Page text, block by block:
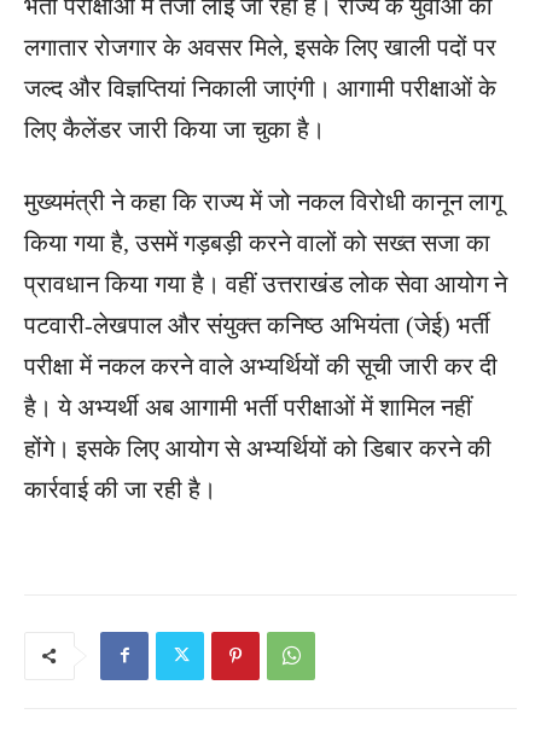
भर्ती परीक्षाओं में तेजी लाई जा रहा है। राज्य के युवाओं को
लगातार रोजगार के अवसर मिले, इसके लिए खाली पदों पर
जल्द और विज्ञप्तियां निकाली जाएंगी। आगामी परीक्षाओं के
लिए कैलेंडर जारी किया जा चुका है।
मुख्यमंत्री ने कहा कि राज्य में जो नकल विरोधी कानून लागू
किया गया है, उसमें गड़बड़ी करने वालों को सख्त सजा का
प्रावधान किया गया है। वहीं उत्तराखंड लोक सेवा आयोग ने
पटवारी-लेखपाल और संयुक्त कनिष्ठ अभियंता (जेई) भर्ती
परीक्षा में नकल करने वाले अभ्यर्थियों की सूची जारी कर दी
है। ये अभ्यर्थी अब आगामी भर्ती परीक्षाओं में शामिल नहीं
होंगे। इसके लिए आयोग से अभ्यर्थियों को डिबार करने की
कार्रवाई की जा रही है।